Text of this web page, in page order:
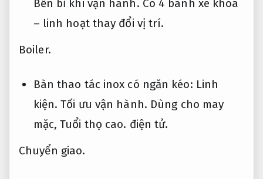
Bền bỉ khi vận hành. Có 4 bánh xe khóa
– linh hoạt thay đổi vị trí.
Boiler.
Bàn thao tác inox có ngăn kéo: Linh
kiện. Tối ưu vận hành. Dùng cho may
mặc,Tuổi thọ cao. điện tử.
Chuyển giao.